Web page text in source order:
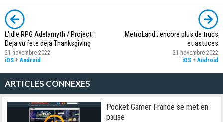
L'idle RPG Adelamyth / Project :
Deja vu fête déjà Thanksgiving
21 novembre 2022
iOS + Android
MetroLand : encore plus de trucs
et astuces
21 novembre 2022
iOS + Android
ARTICLES CONNEXES
Pocket Gamer France se met en
pause